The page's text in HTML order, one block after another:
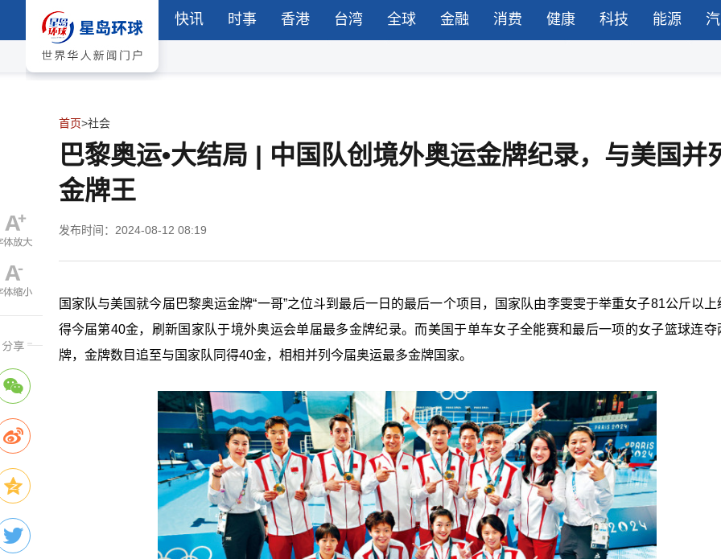
快讯 时事 香港 台湾 全球 金融 消费 健康 科技 能源
首页>社会
巴黎奥运•大结局 | 中国队创境外奥运金牌纪录，与美国并
金牌王
发布时间：2024-08-12 08:19
国家队与美国就今届巴黎奥运金牌“一哥”之位斗到最后一日的最后一个项目，国家队由李雯雯于举重女子81公斤以上
得今届第40金，刷新国家队于境外奥运会单届最多金牌纪录。而美国于单车女子全能赛和最后一项的女子篮球连夺
牌，金牌数目追至与国家队同得40金，相相并列今届奥运最多金牌国家。